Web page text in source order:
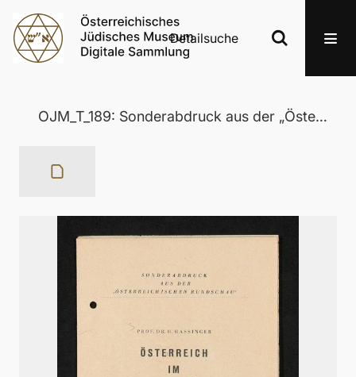
Detailsuche
OJM_T_189: Sonderabdruck aus der „Österreichischen Runschau“